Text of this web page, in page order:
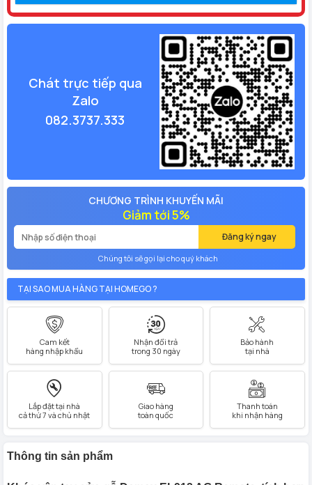
Chát trực tiếp qua
Zalo
082.3737.333
CHƯƠNG TRÌNH KHUYẾN MÃI
Giảm tới 5%
Đăng ký ngay
Chúng tôi sẽ gọi lại cho quý khách
TẠI SAO MUA HÀNG TẠI HOMEGO ?
Cam kết
hàng nhập khẩu
Nhận đổi trả
trong 30 ngày
Bảo hành
tại nhà
Lắp đặt tại nhà
cả thứ 7 và chủ nhật
Giao hàng
toàn quốc
Thanh toán
khi nhận hàng
Thông tin sản phẩm